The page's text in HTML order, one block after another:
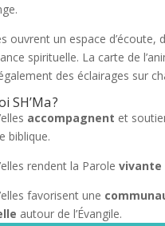
ouvrent un espace d’écoute,
spirituelle. La carte de
des éclairages sur
SH’Ma ?
accompagnent et
biblique.
rendent la Parole vivante
favorisent une
autour de l’Évangile.